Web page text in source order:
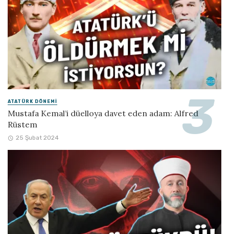
ATATÜRK DÖNEMI
Mustafa Kemal’i düelloya davet eden adam: Alfred
Rüstem
25 Şubat 2024